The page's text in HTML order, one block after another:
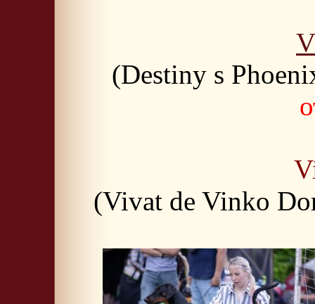
(Destiny s
(Vivat de Vinko